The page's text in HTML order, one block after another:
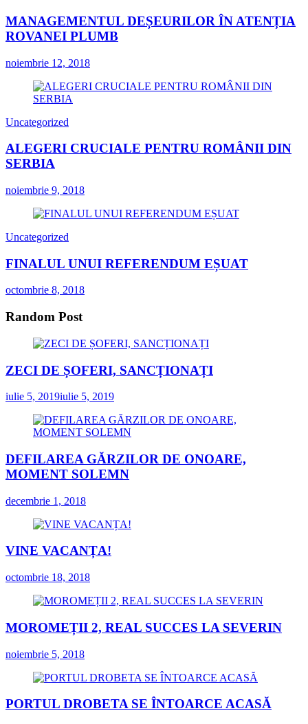
MANAGEMENTUL DEȘEURILOR ÎN ATENȚIA
ROVANEI PLUMB
noiembrie 12, 2018
Uncategorized
ALEGERI CRUCIALE PENTRU ROMÂNII DIN
SERBIA
noiembrie 9, 2018
Uncategorized
FINALUL UNUI REFERENDUM EȘUAT
octombrie 8, 2018
Random Post
ZECI DE ȘOFERI, SANCȚIONAȚI
iulie 5, 2019iulie 5, 2019
DEFILAREA GĂRZILOR DE ONOARE,
MOMENT SOLEMN
decembrie 1, 2018
VINE VACANȚA!
octombrie 18, 2018
MOROMEȚII 2, REAL SUCCES LA SEVERIN
noiembrie 5, 2018
PORTUL DROBETA SE ÎNTOARCE ACASĂ